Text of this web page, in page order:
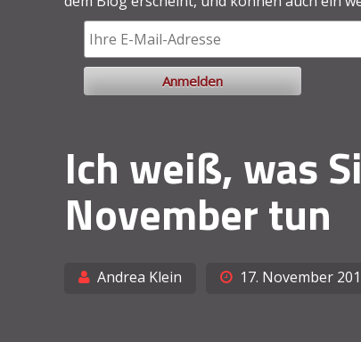
Ich weiß, was
November tun
Andrea Klein 17. November